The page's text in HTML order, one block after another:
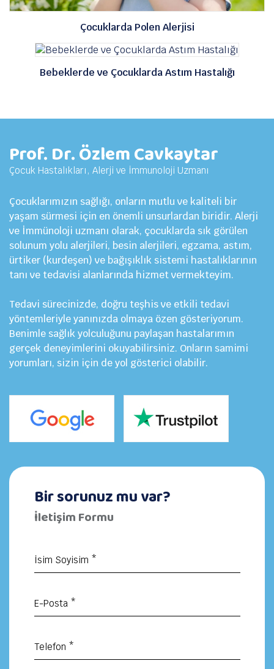
Çocuklarda Polen Alerjisi
Bebeklerde ve Çocuklarda Astım Hastalığı
Prof. Dr. Özlem Cavkaytar
Çocuk Hastalıkları, Alerji ve İmmunoloji Uzmanı
Çocuklarımızın sağlığı, onların mutlu ve kaliteli bir
yaşam sürmesi için en önemli unsurlardan biridir. Alerji
ve İmmünoloji uzmanı olarak, çocuklarda sık görülen
solunum yolu alerjileri, besin alerjileri, egzama, astım,
ürtiker (kurdeşen) ve bağışıklık sistemi hastalıklarının
tanı ve tedavisi alanlarında hizmet vermekteyim.
Tedavi sürecinizde, doğru teşhis ve etkili tedavi
yöntemleriyle yanınızda olmaya özen gösteriyorum.
Benimle sağlık yolculuğunu paylaşan hastalarımın
gerçek deneyimlerini okuyabilirsiniz. Onların samimi
yorumları, sizin için de yol gösterici olabilir.
Bir sorunuz mu var?
İletişim Formu
İsim Soyisim *
E-Posta *
Telefon *